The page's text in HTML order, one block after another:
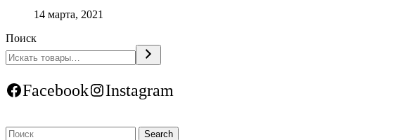
14 марта, 2021
Поиск
Facebook Instagram
Search